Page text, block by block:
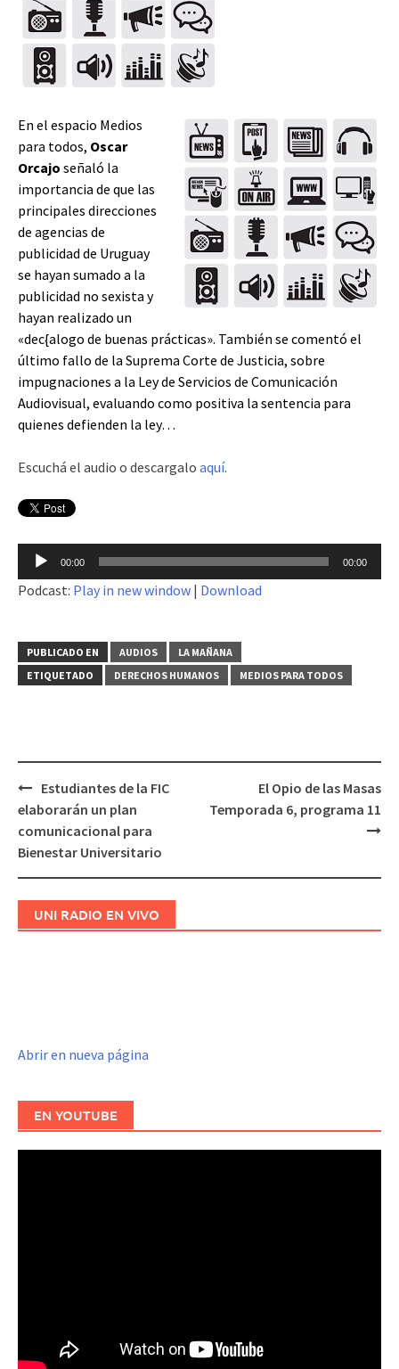
En el espacio Medios
para todos, Oscar
Orcajo señaló la
importancia de que las
principales direcciones
de agencias de
publicidad de Uruguay
se hayan sumado a la
publicidad no sexista y
hayan realizado un
«dec{alogo de buenas prácticas». También se comentó el
último fallo de la Suprema Corte de Justicia, sobre
impugnaciones a la Ley de Servicios de Comunicación
Audiovisual, evaluando como positiva la sentencia para
quienes defienden la ley…
Escuchá el audio o descargalo aquí.
Reproductor
de
audio
00:00 00:00
Podcast: Play in new window | Download
PUBLICADO EN AUDIOS
LA MAÑANA
ETIQUETADO
DERECHOS HUMANOS MEDIOS PARA TODOS
Navegación
de
entradas
Estudiantes de la FIC
elaborarán un plan
comunicacional para
Bienestar Universitario
El Opio de las Masas
Temporada 6, programa 11
UNI RADIO EN VIVO
Abrir en nueva página
EN YOUTUBE